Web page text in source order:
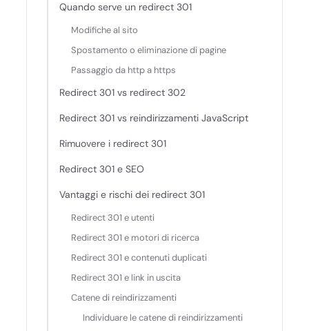
Quando serve un redirect 301
Modifiche al sito
Spostamento o eliminazione di pagine
Passaggio da http a https
Redirect 301 vs redirect 302
Redirect 301 vs reindirizzamenti JavaScript
Rimuovere i redirect 301
Redirect 301 e SEO
Vantaggi e rischi dei redirect 301
Redirect 301 e utenti
Redirect 301 e motori di ricerca
Redirect 301 e contenuti duplicati
Redirect 301 e link in uscita
Catene di reindirizzamenti
Individuare le catene di reindirizzamenti